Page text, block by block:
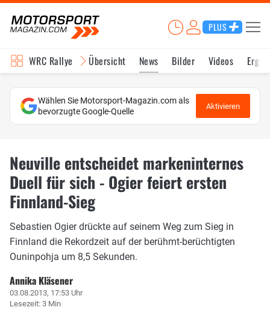
PLUS
WRC Rallye Übersicht News Bilder Videos
Wählen Sie Motorsport-Magazin.com als
bevorzugte Google-Quelle
Aktivieren
Neuville entscheidet markeninternes
Duell für sich - Ogier feiert ersten
Finnland-Sieg
Sebastien Ogier drückte auf seinem Weg zum Sieg in
Finnland die Rekordzeit auf der berühmt-berüchtigten
Ouninpohja um 8,5 Sekunden.
Annika Kläsener
03.08.2013, 17:53 Uhr
Lesezeit: 3 Min